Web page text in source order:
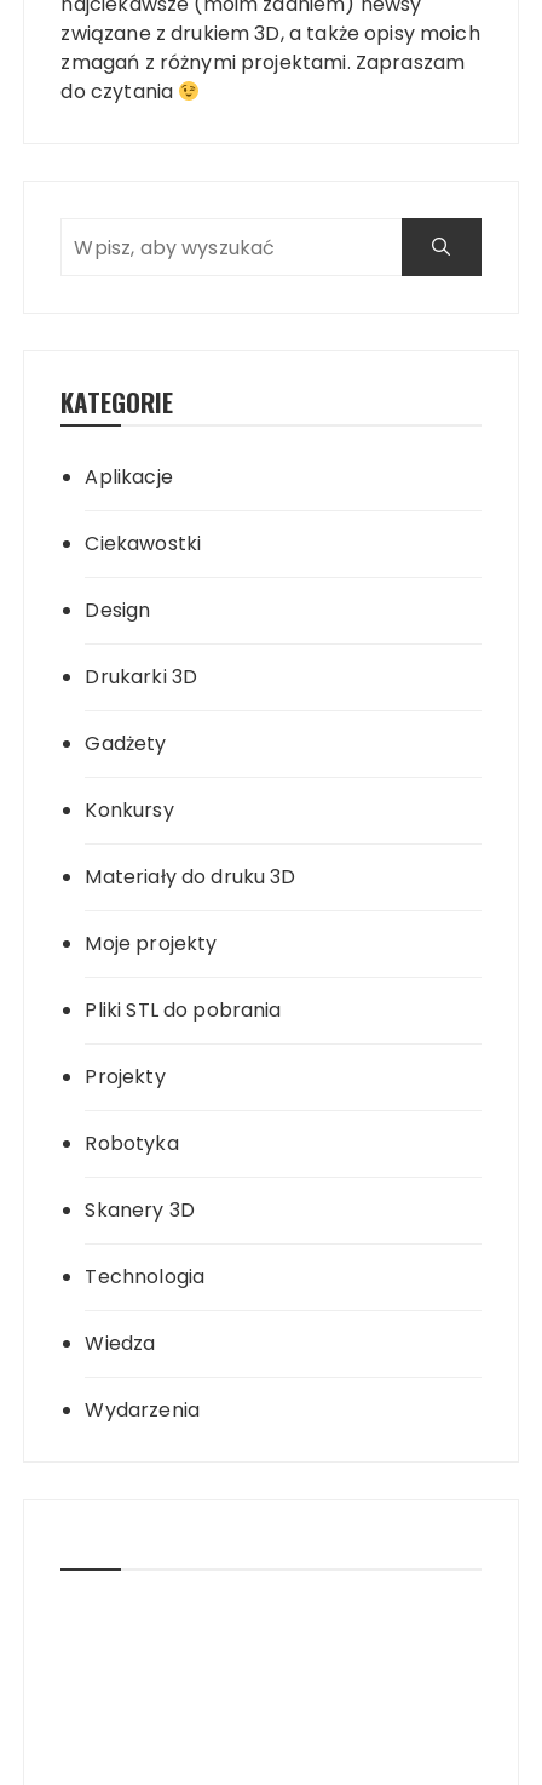
związane z drukiem 3D, a także opisy moich
zmagań z różnymi projektami. Zapraszam
do czytania
KATEGORIE
Aplikacje
Ciekawostki
Design
Drukarki 3D
Gadżety
Konkursy
Materiały do druku 3D
Moje projekty
Pliki STL do pobrania
Projekty
Robotyka
Skanery 3D
Technologia
Wiedza
Wydarzenia